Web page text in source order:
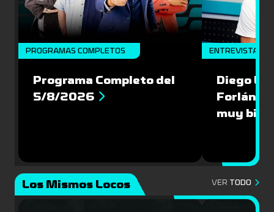
PROGRAMAS COMPLETOS
Programa Completo del
5/8/2026
ENTREVISTA
Diego
Forlán le
muy
Los Mismos Locos VER TODO